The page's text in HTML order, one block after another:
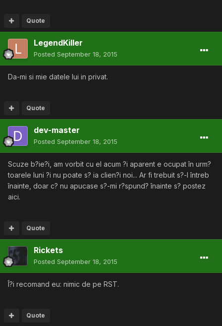
Quote
LegendKiller
Posted September 18, 2015
Da-mi si mie datele lui in privat.
Quote
dev-master
Posted September 18, 2015
Scuze b?ie?i, am vorbit cu el acum ?i aparent e ocupat în urm?
toarele luni ?i nu poate s? ia clien?i noi... Ar fi trebuit s?-l întreb
înainte, doar c? nu apucase s?-mi r?spund? înainte s? postez
aici.
Quote
Rickets
Posted September 18, 2015
Î?i recomand eu: nimic de pe RST.
Quote